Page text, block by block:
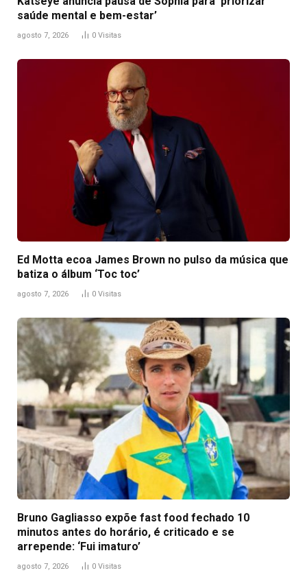
saúde mental e bem-estar’
agosto 7, 2026 0 Visitas
Ed Motta ecoa James Brown no pulso da música que
batiza o álbum ‘Toc toc’
agosto 7, 2026 0 Visitas
Bruno Gagliasso expõe fast food fechado 10
minutos antes do horário, é criticado e se
arrepende: ‘Fui imaturo’
agosto 7, 2026 0 Visitas